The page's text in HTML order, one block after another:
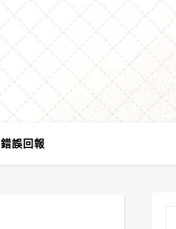
錯誤回報